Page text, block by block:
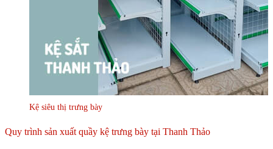
Kệ siêu thị trưng bày
Quy trình sản xuất quầy kệ trưng bày tại Thanh Thảo